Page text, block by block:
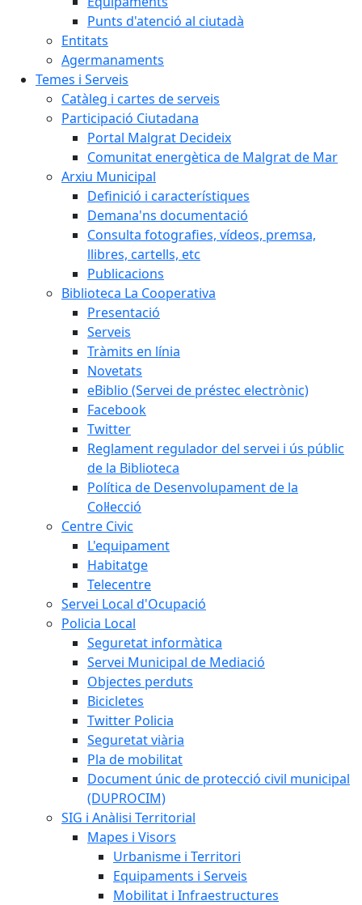
Punts d'atenció al ciutadà
Entitats
Agermanaments
Temes i Serveis
Catàleg i cartes de serveis
Participació Ciutadana
Portal Malgrat Decideix
Comunitat energètica de Malgrat de Mar
Arxiu Municipal
Definició i característiques
Demana'ns documentació
Consulta fotografies, vídeos, premsa,
llibres, cartells, etc
Publicacions
Biblioteca La Cooperativa
Presentació
Serveis
Tràmits en línia
Novetats
eBiblio (Servei de préstec electrònic)
Facebook
Twitter
Reglament regulador del servei i ús públic
de la Biblioteca
Política de Desenvolupament de la
Col·lecció
Centre Civic
L'equipament
Habitatge
Telecentre
Servei Local d'Ocupació
Policia Local
Seguretat informàtica
Servei Municipal de Mediació
Objectes perduts
Bicicletes
Twitter Policia
Seguretat viària
Pla de mobilitat
Document únic de protecció civil municipal
(DUPROCIM)
SIG i Anàlisi Territorial
Mapes i Visors
Urbanisme i Territori
Equipaments i Serveis
Mobilitat i Infraestructures